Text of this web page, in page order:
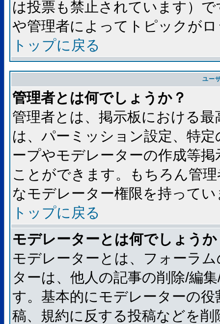
は投票も禁止されています）
や管理者によってトピックが
トップに戻る
ユー
管理者とは何でしょうか？
管理者とは、掲示板における
は、パーミッション設定、特
ープやモデレーターの作成等
ことができます。もちろん管
なモデレーター権限を持ってい
トップに戻る
モデレーターとは何でしょうか
モデレーターとは、フォーラ
ターは、他人の記事の削除/編
す。基本的にモデレーターの
稿、規約に反する投稿などを